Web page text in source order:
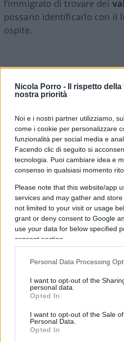
Nicola Porro -
Il rispetto
nostra priorità
Noi e i nostri partner utilizziamo,
come i cookie per personalizzare
funzionalità per social media e
Facendo clic di seguito si
tecnologia. Puoi cambiare idea e
consenso in qualsiasi momento
Please note that this website/app
services and may gather and
not limited to your visit or usage
grant or deny consent to Google
use your data for below specified
consent section.
Personal Data Processing
I want to opt-out of the
personal data.
Opted In
I want to opt-out of the Sale
Personal Data.
Opted In
l’immigrato di trovare dei
possano identificarlo con il
ospite.
offrendo consumismo,
individualismo esasperato,
non si opera un’inversione
con l’immigrazione di
suodeclino irreversibile.
Accordi inutili?
UCI: Nel suo libro scrive
illudono quando pensano
accordi con le autorità
dell’immigrazione di massa.
EG: Rimango convinto che
individuare nei Paesi di
nel libro, questi con una
di cooperazione con
africani, mentre con l’altra